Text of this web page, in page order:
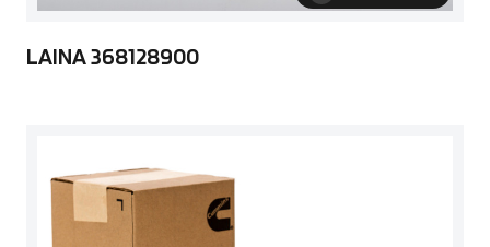
LAINA 368128900